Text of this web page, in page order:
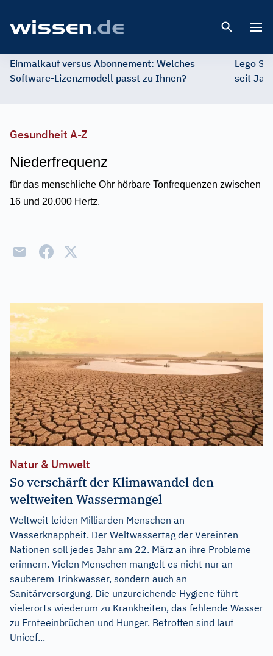
Einmalkauf versus Abonnement: Welches
Software-Lizenzmodell passt zu Ihnen?
Lego
seit
Gesundheit A-Z
Niederfrequenz
für das menschliche Ohr hörbare Tonfrequenzen zwischen
16 und 20.000 Hertz.
Natur & Umwelt
So verschärft der Klimawandel den
weltweiten Wassermangel
Weltweit leiden Milliarden Menschen an
Wasserknappheit. Der Weltwassertag der Vereinten
Nationen soll jedes Jahr am 22. März an ihre Probleme
erinnern. Vielen Menschen mangelt es nicht nur an
sauberem Trinkwasser, sondern auch an
Sanitärversorgung. Die unzureichende Hygiene führt
vielerorts wiederum zu Krankheiten, das fehlende Wasser
zu Ernteeinbrüchen und Hunger. Betroffen sind laut
Unicef...